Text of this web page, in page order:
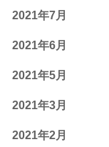
2021年7月
2021年6月
2021年5月
2021年3月
2021年2月